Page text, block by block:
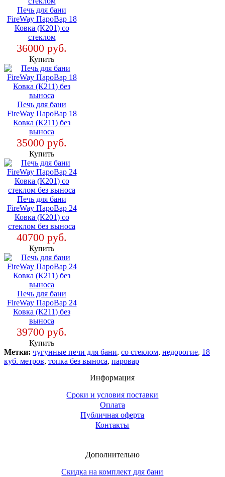
Печь для бани
FireWay ПароВар 18
Ковка (К201) со
стеклом
36000 руб.
Купить
Печь для бани
FireWay ПароВар 18
Ковка (К211) без
выноса
35000 руб.
Купить
Печь для бани
FireWay ПароВар 24
Ковка (К201) со
стеклом без выноса
40700 руб.
Купить
Печь для бани
FireWay ПароВар 24
Ковка (К211) без
выноса
39700 руб.
Купить
Метки: чугунные печи для бани, со стеклом, недорогие, 18
куб. метров, топка без выноса, паровар
Информация
Сроки и условия поставки
Оплата
Публичная оферта
Контакты
Дополнительно
Скидка на комплект для бани